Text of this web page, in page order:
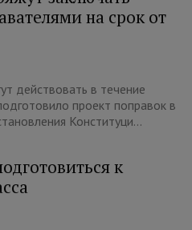
на срок от
действовать в течение
проект поправок в
Конституци...
к